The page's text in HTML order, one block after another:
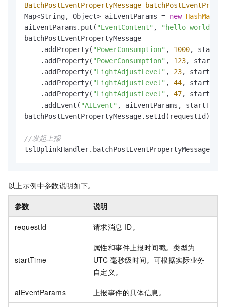
BatchPostEventPropertyMessage
Map<String, Object> aiEventParams = new HashMap
aiEventParams.put( "EventContent" , "hello world"
batchPostEventPropertyMessage
    .addProperty(
"PowerConsumption" , 1000,
    .addProperty(
"PowerConsumption" , 123,
    .addProperty(
"LightAdjustLevel" , 23,
    .addProperty(
"LightAdjustLevel" , 44,
    .addProperty(
"LightAdjustLevel" , 47,
    .addEvent(
"AIEvent" , aiEventParams,
batchPostEventPropertyMessage.setId(requestId);
//发起上报
以上示例中参数说明如下。
参数 说明
requestId 请求消息 ID。
startTime
属性和事件上报时间戳。类型为
UTC 毫秒级时间。可根据实际业务
自定义。
aiEventParams 上报事件的具体信息。